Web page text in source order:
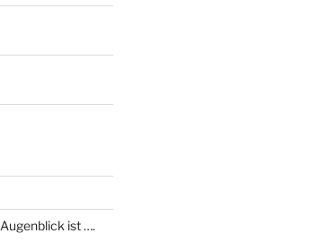
ist ….